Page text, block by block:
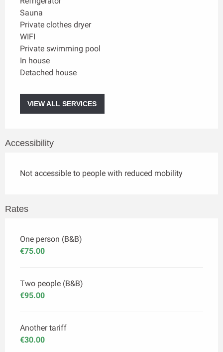
Sauna
Private clothes dryer
WIFI
Private swimming pool
In house
Detached house
VIEW ALL SERVICES
Accessibility
Not accessible to people with reduced mobility
Rates
One person (B&B)
€75.00
Two people (B&B)
€95.00
Another tariff
€30.00